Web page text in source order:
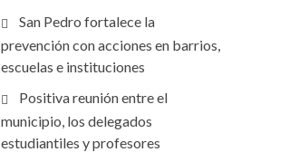
San Pedro fortalece la
prevención con acciones en barrios,
escuelas e instituciones
Positiva reunión entre el
municipio, los delegados
estudiantiles y profesores